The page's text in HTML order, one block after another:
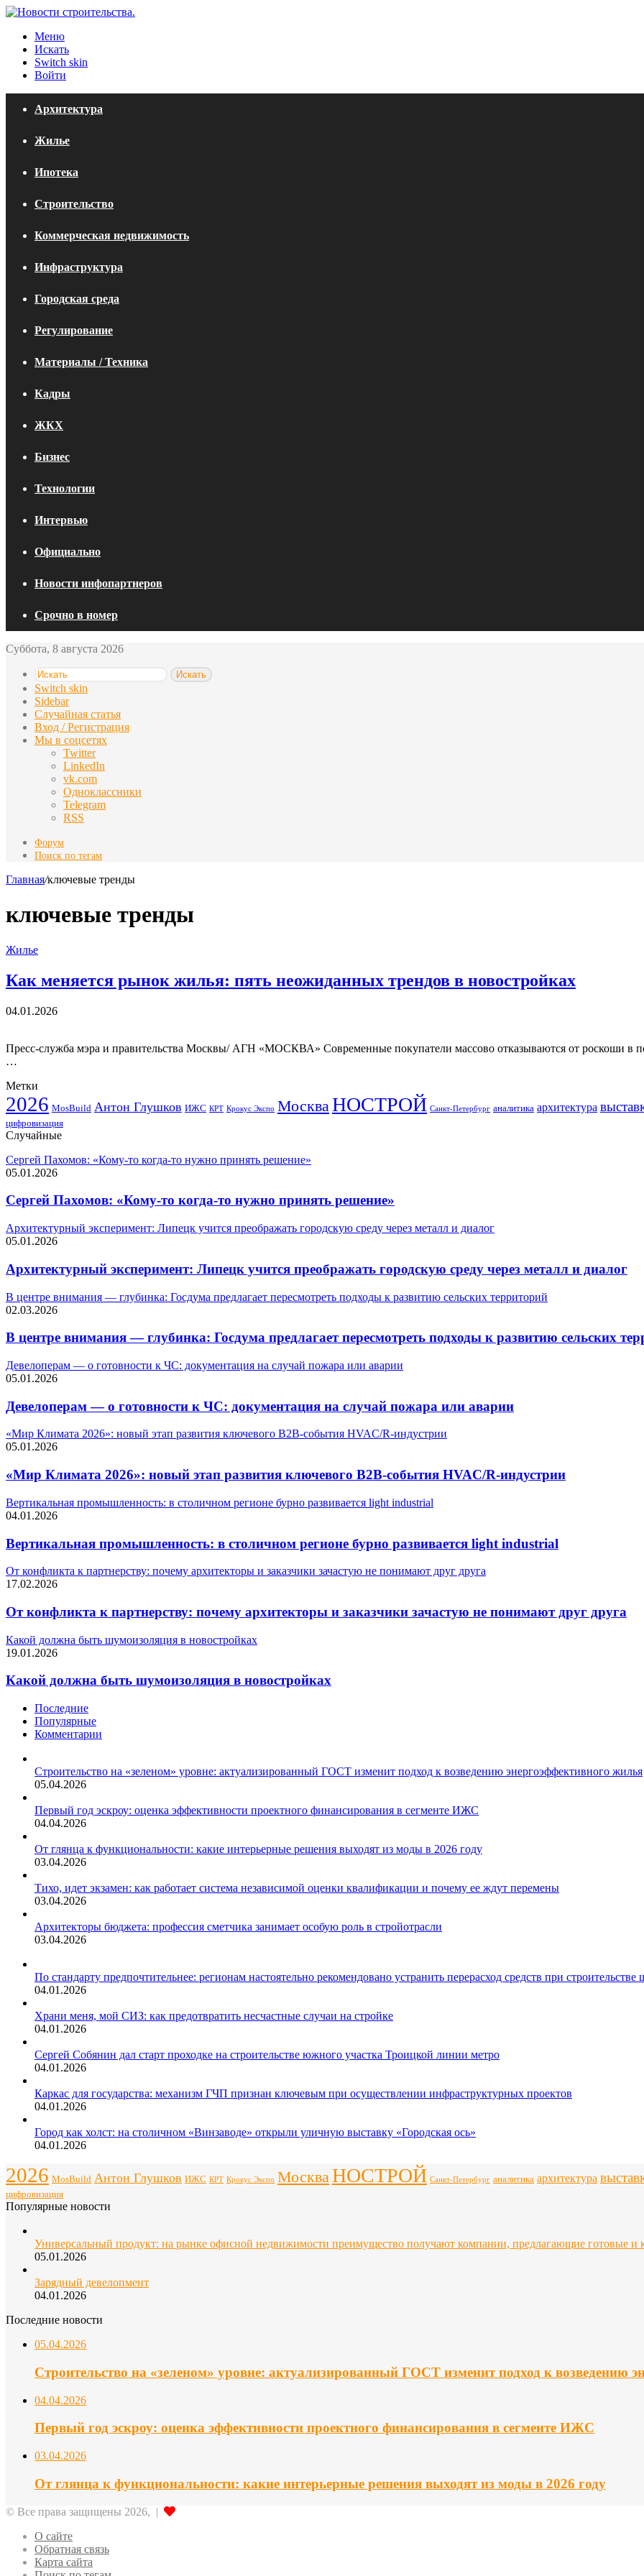
Меню
Искать
Switch skin
Войти
Архитектура
Жилье
Ипотека
Строительство
Коммерческая недвижимость
Инфраструктура
Городская среда
Регулирование
Материалы / Техника
Кадры
ЖКХ
Бизнес
Технологии
Интервью
Официально
Новости инфопартнеров
Срочно в номер
Суббота, 8 августа 2026
Искать
Switch skin
Sidebar
Случайная статья
Вход / Регистрация
Мы в соцсетях
Twitter
LinkedIn
vk.com
Одноклассники
Telegram
RSS
Форум
Поиск по тегам
Главная/ключевые тренды
ключевые тренды
Жилье
Как меняется рынок жилья: пять неожиданных трендов в новостройках
04.01.2026
Пресс-служба мэра и правительства Москвы/ АГН «МОСКВА» Современные покупатели массово отказываются от роскоши в
…
Метки
2026 MosBuild Антон Глушков ИЖС КРТ Крокус Экспо Москва НОСТРОЙ Санкт-Петербург аналитика архитектура
цифровизация
Случайные
Сергей Пахомов: «Кому-то когда-то нужно принять решение»
05.01.2026
Сергей Пахомов: «Кому-то когда-то нужно принять решение»
Архитектурный эксперимент: Липецк учится преображать городскую среду через металл и диалог
05.01.2026
Архитектурный эксперимент: Липецк учится преображать городскую среду через металл и диалог
В центре внимания — глубинка: Госдума предлагает пересмотреть подходы к развитию сельских территорий
02.03.2026
В центре внимания — глубинка: Госдума предлагает пересмотреть подходы к развитию сельских
Девелоперам — о готовности к ЧС: документация на случай пожара или аварии
05.01.2026
Девелоперам — о готовности к ЧС: документация на случай пожара или аварии
«Мир Климата 2026»: новый этап развития ключевого B2B-события HVAC/R-индустрии
05.01.2026
«Мир Климата 2026»: новый этап развития ключевого B2B-события HVAC/R-индустрии
Вертикальная промышленность: в столичном регионе бурно развивается light industrial
04.01.2026
Вертикальная промышленность: в столичном регионе бурно развивается light industrial
От конфликта к партнерству: почему архитекторы и заказчики зачастую не понимают друг друга
17.02.2026
От конфликта к партнерству: почему архитекторы и заказчики зачастую не понимают друг друга
Какой должна быть шумоизоляция в новостройках
19.01.2026
Какой должна быть шумоизоляция в новостройках
Последние
Популярные
Комментарии
Строительство на «зеленом» уровне: актуализированный ГОСТ изменит подход к возведению энергоэффективного жилья
05.04.2026
Первый год эскроу: оценка эффективности проектного финансирования в сегменте ИЖС
04.04.2026
От глянца к функциональности: какие интерьерные решения выходят из моды в 2026 году
03.04.2026
Тихо, идет экзамен: как работает система независимой оценки квалификации и почему ее ждут перемены
03.04.2026
Архитекторы бюджета: профессия сметчика занимает особую роль в стройотрасли
03.04.2026
По стандарту предпочтительнее: регионам настоятельно рекомендовано устранить перерасход средств при строительстве
04.01.2026
Храни меня, мой СИЗ: как предотвратить несчастные случаи на стройке
04.01.2026
Сергей Собянин дал старт проходке на строительстве южного участка Троицкой линии метро
04.01.2026
Каркас для государства: механизм ГЧП признан ключевым при осуществлении инфраструктурных проектов
04.01.2026
Город как холст: на столичном «Винзаводе» открыли уличную выставку «Городская ось»
04.01.2026
2026 MosBuild Антон Глушков ИЖС КРТ Крокус Экспо МоскваНОСТРОЙ Санкт-Петербург аналитика архитектура
цифровизация
Популярные новости
Универсальный продукт: на рынке офисной недвижимости преимущество получают компании, предлагающие готовые и
05.01.2026
Зарядный девелопмент
04.01.2026
Последние новости
05.04.2026
Строительство на «зеленом» уровне: актуализированный ГОСТ изменит подход к возведению
04.04.2026
Первый год эскроу: оценка эффективности проектного финансирования в сегменте ИЖС
03.04.2026
От глянца к функциональности: какие интерьерные решения выходят из моды в 2026 году
© Все права защищены 2026, |
О сайте
Обратная связь
Карта сайта